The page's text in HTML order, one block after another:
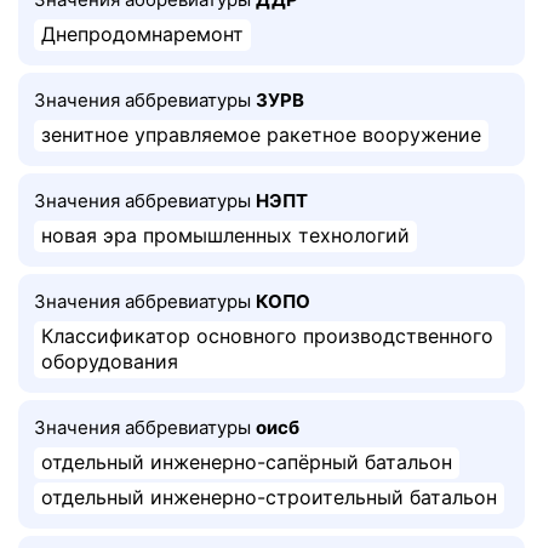
Днепродомнаремонт
Значения аббревиатуры ЗУРВ
зенитное управляемое ракетное вооружение
Значения аббревиатуры НЭПТ
новая эра промышленных технологий
Значения аббревиатуры КОПО
Классификатор основного производственного
оборудования
Значения аббревиатуры оисб
отдельный инженерно-сапёрный батальон
отдельный инженерно-строительный батальон